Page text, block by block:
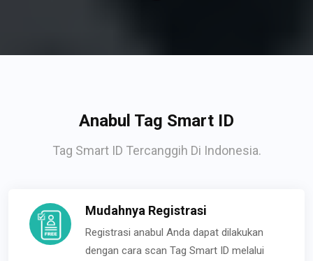
Anabul Tag Smart ID
Tag Smart ID Tercanggih Di Indonesia.
Mudahnya Registrasi
Registrasi anabul Anda dapat dilakukan
dengan cara scan Tag Smart ID melalui